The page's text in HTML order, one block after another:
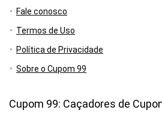
Fale conosco
Termos de Uso
Política de Privacidade
Sobre o Cupom 99
Cupom 99: Caçadores de